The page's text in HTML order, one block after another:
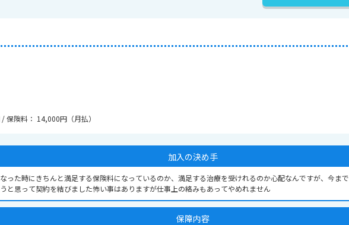
保険料： 14,000円（月払）
加入の決め手
った時にきちんと満足する保険料になっているのか、満足する治療を受けれるのか心配なんですが、今ま
と思って契約を結びました怖い事はありますが仕事上の絡みもあってやめれません
保障内容